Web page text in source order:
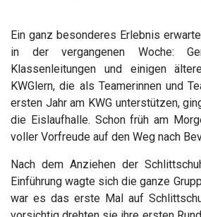
Ein ganz besonderes Erlebnis
in der vergangenen Woche:
Klassenleitungen und einigen
KWGlern, die als Teamerinnen und
ersten Jahr am KWG unterstützen,
die Eislaufhalle. Schon früh am
voller Vorfreude auf den Weg nach
Nach dem Anziehen der
Einführung wagte sich die ganze
war es das erste Mal auf